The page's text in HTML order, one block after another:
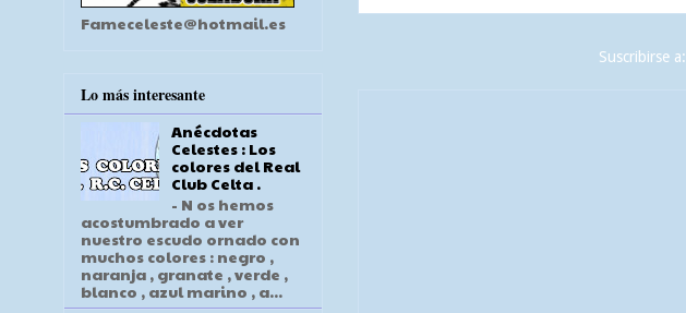
Suscribirse a:
Fameceleste@hotmail.es
Lo más interesante
Anécdotas
Celestes : Los
colores del Real
Club Celta .
- N os hemos
acostumbrado a ver
nuestro escudo ornado con
muchos colores : negro ,
naranja , granate , verde ,
blanco , azul marino , a...